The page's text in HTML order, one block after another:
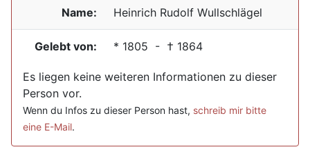
Name: Heinrich Rudolf Wullschlägel
Gelebt von: * 1805 - † 1864
Es liegen keine weiteren Informationen zu dieser
Person vor.
Wenn du Infos zu dieser Person hast, schreib mir bitte
eine E-Mail.